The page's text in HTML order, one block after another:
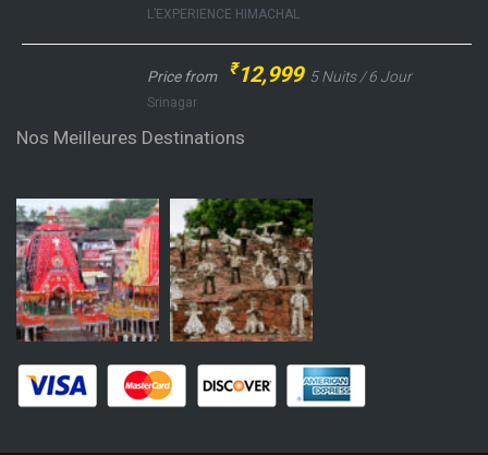
L’EXPERIENCE HIMACHAL
Price from ₹12,999 5 Nuits / 6 Jour
Srinagar
Nos Meilleures Destinations